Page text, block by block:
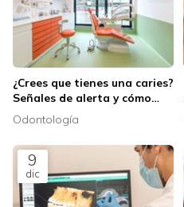
¿Crees que tienes una caries?
Señales de alerta y cómo
actuar
Odontología
9
dic